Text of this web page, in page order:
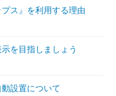
ス』を利用する理由
を目指しましょう
動設置について